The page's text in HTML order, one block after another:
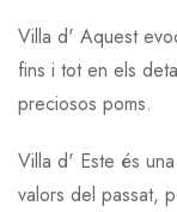
Villa d' Aquest
fins i tot en els
preciosos poms.
Villa d' Este és
valors del passat,